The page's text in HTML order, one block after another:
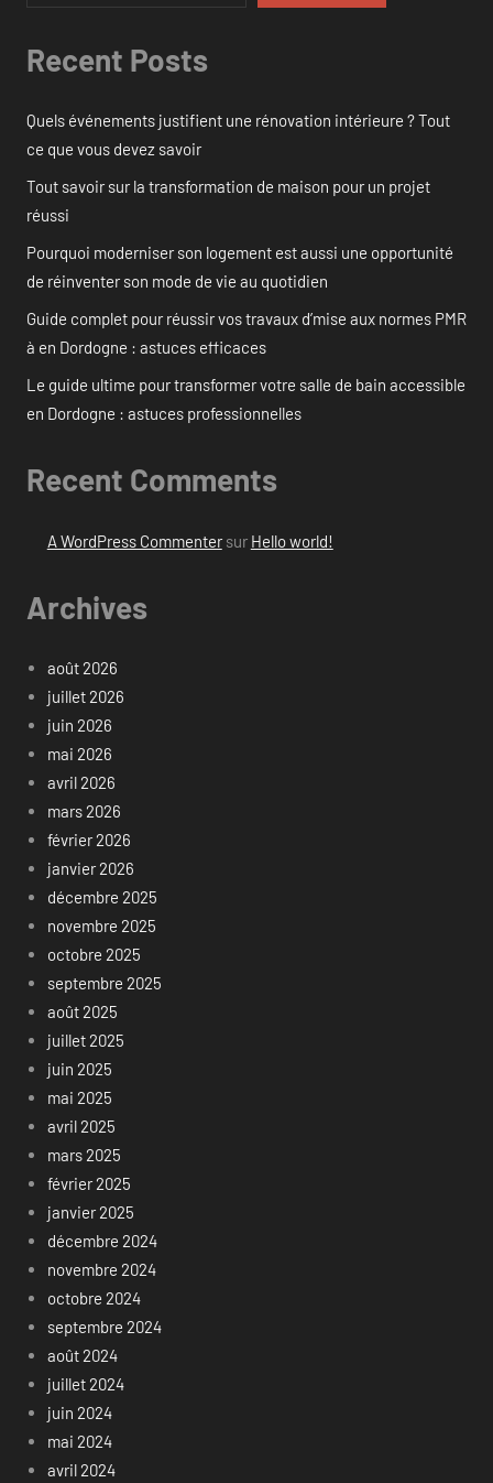
Recent Posts
Quels événements justifient une rénovation intérieure ? Tout
ce que vous devez savoir
Tout savoir sur la transformation de maison pour un projet
réussi
Pourquoi moderniser son logement est aussi une opportunité
de réinventer son mode de vie au quotidien
Guide complet pour réussir vos travaux d’mise aux normes PMR
à en Dordogne : astuces efficaces
Le guide ultime pour transformer votre salle de bain accessible
en Dordogne : astuces professionnelles
Recent Comments
A WordPress Commentersur Hello world!
Archives
août 2026
juillet 2026
juin 2026
mai 2026
avril 2026
mars 2026
février 2026
janvier 2026
décembre 2025
novembre 2025
octobre 2025
septembre 2025
août 2025
juillet 2025
juin 2025
mai 2025
avril 2025
mars 2025
février 2025
janvier 2025
décembre 2024
novembre 2024
octobre 2024
septembre 2024
août 2024
juillet 2024
juin 2024
mai 2024
avril 2024